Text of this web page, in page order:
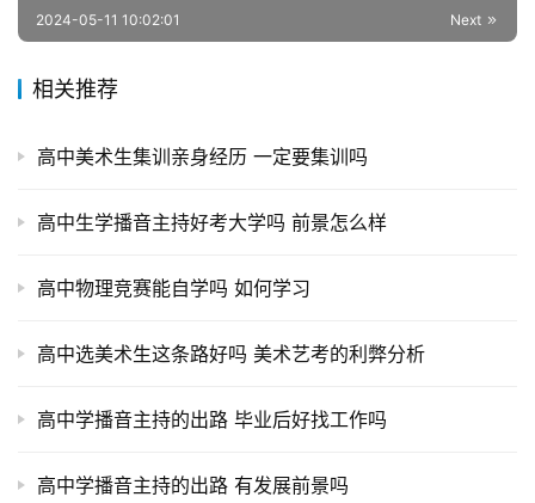
Next
2024-05-11 10:02:01
相关推荐
高中美术生集训亲身经历 一定要集训吗
高中生学播音主持好考大学吗 前景怎么样
高中物理竞赛能自学吗 如何学习
高中选美术生这条路好吗 美术艺考的利弊分析
高中学播音主持的出路 毕业后好找工作吗
高中学播音主持的出路 有发展前景吗